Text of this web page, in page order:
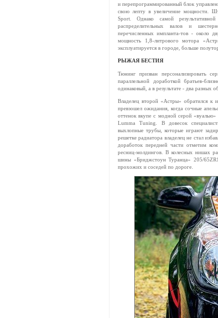
и перепрограммированный блок
свою лепту в увеличение мощности.
Sport. Однако самой
распределительных валов и
перечисленных импланта-тов - около
мощность 1,8-литрового мотора
эксплуатируется в городе, больше
РЫЖАЯ БЕСТИЯ
Тюнинг призван персонализировать
параллельной доработкой братьев-
одинаковый, а в результате - два разных
Владелец второй «Астры» обратился к
превзошел ожидания, когда сочные
оттенок вкупе с модной серой «вуалью»
Lumma Tuning. В довесок
выхлопные трубы, которые играют
решетке радиатора владелец не стал
доработок передней части отметим
ресниц-молдингов. В колесных нишах
шины «Бриджстоун Туранца» 205/
прохожих и соседей по дороге.